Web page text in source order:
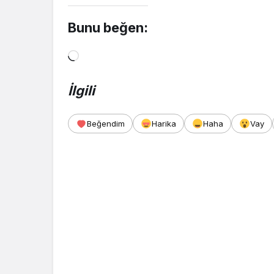
Bunu beğen:
Yükleniyor...
İlgili
Beğendim Harika Haha Vay